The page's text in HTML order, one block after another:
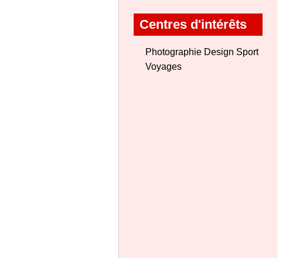
Centres d'intérêts
Photographie Design Sport
Voyages